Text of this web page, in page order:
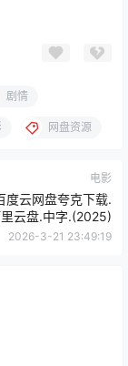
剧情
网盘资源
电影
度云网盘夸克下载.
云盘.中字.(2025)
2026-3-21 23:49:19